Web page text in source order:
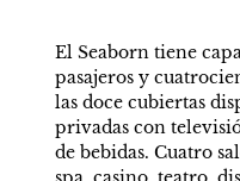
El Seaborn tiene
pasajeros y
las doce cubiertas
privadas con
de bebidas. Cuatro